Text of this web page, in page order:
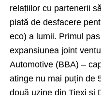
relațiilor cu partenerii
piață de desfacere
eco) a lumii. Primul
expansiunea joint
Automotive (BBA) –
atinge nu mai puțin de
două uzine din Tiexi și